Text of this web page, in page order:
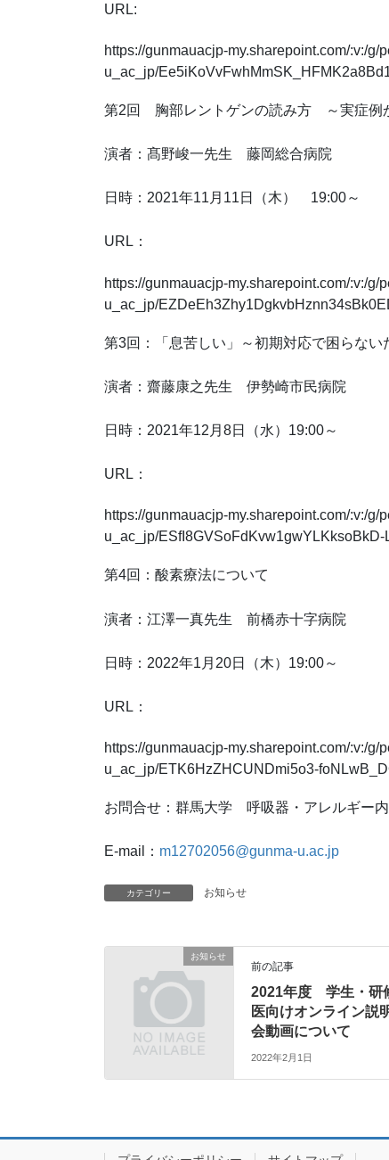
URL:
https://gunmauacjp-my.sharepoint.com/:v:/g/
u_ac_jp/
第2回 胸部レントゲンの読み方 ～実症例
演者：髙野峻一先生 藤岡総合病院
日時：2021年11月11日（木） 19:00～
URL：
https://gunmauacjp-my.sharepoint.com/:v:/g/
u_ac_jp/
第3回：「息苦しい」～初期対応で困らない
演者：齋藤康之先生 伊勢崎市民病院
日時：2021年12月8日（水）19:00～
URL：
https://gunmauacjp-my.sharepoint.com/:v:/g/
u_ac_jp/
第4回：酸素療法について
演者：江澤一真先生 前橋赤十字病院
日時：2022年1月20日（木）19:00～
URL：
https://gunmauacjp-my.sharepoint.com/:v:/g/
u_ac_jp/ETK6HzZHCUNDmi5o3-
お問合せ：群馬大学 呼吸器・アレルギー
E-mail： m12702056@gunma-u.ac.jp
カテゴリー お知らせ
お知らせ
前の記事
2021年度 学生・研
医向けオンライン説
会動画について
2022年2月1日